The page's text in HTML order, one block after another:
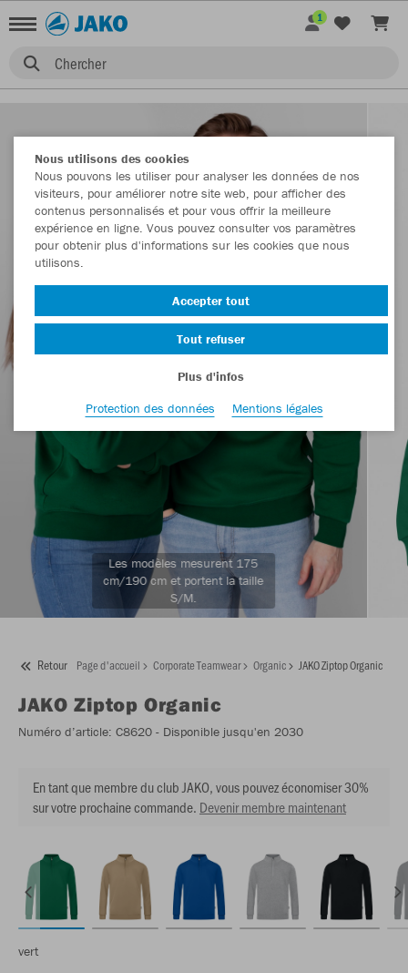
Chercher
1
Les modèles mesurent 175
cm/190 cm et portent la taille
S/M.
Retour Page d'accueil Corporate Teamwear Organic JAKO Ziptop Organic
JAKO Ziptop Organic
Numéro d’article: C8620 - Disponible jusqu'en 2030
En tant que membre du club JAKO, vous pouvez économiser 30%
sur votre prochaine commande. Devenir membre maintenant
vert
Nous utilisons des cookies
Nous pouvons les utiliser pour analyser les données de nos
visiteurs, pour améliorer notre site web, pour afficher des
contenus personnalisés et pour vous offrir la meilleure
expérience en ligne. Vous pouvez consulter vos paramètres
pour obtenir plus d'informations sur les cookies que nous
utilisons.
Accepter tout
Tout refuser
Plus d'infos
Protection des données
Mentions légales